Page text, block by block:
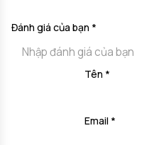
Đánh giá của bạn *
Tên *
Email *